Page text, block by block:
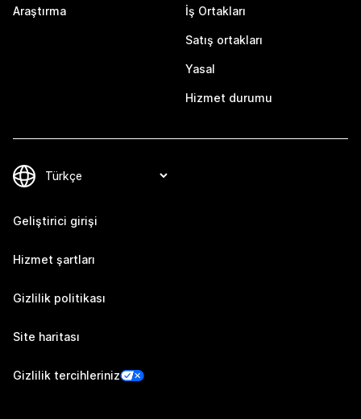
Araştırma İş Ortakları
Satış ortakları
Yasal
Hizmet durumu
Geliştirici girişi
Hizmet şartları
Gizlilik politikası
Site haritası
Gizlilik tercihleriniz